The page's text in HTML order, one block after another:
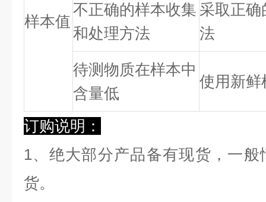
样本值
不正确的样本收集
和处理方法
采取正
法
待测物质在样本中
含量低
使用新鲜
订购说明：
1、绝大部分产品备有现货，一
货。